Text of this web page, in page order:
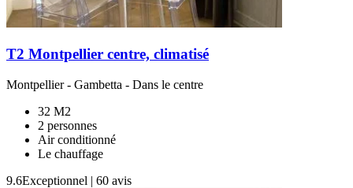
T2 Montpellier centre, climatisé
Montpellier- Gambetta - Dans le centre
32 M2
2 personnes
Air conditionné
Le chauffage
9.6Exceptionnel | 60 avis